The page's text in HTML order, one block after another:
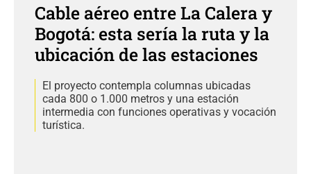
Cable aéreo entre La Calera y
Bogotá: esta sería la ruta y la
ubicación de las estaciones
El proyecto contempla columnas ubicadas
cada 800 o 1.000 metros y una estación
intermedia con funciones operativas y vocación
turística.